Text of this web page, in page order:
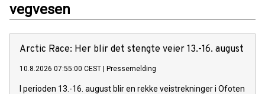
vegvesen
Arctic Race: Her blir det stengte veier 13.-16. august
10.8.2026 07:55:00 CEST | Pressemelding
I perioden 13.-16. august blir en rekke veistrekninger i Ofoten